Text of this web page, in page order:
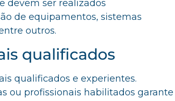
devem ser realizados
de equipamentos, sistemas
outros.
qualificados
qualificados e experientes.
ou profissionais habilitados garante